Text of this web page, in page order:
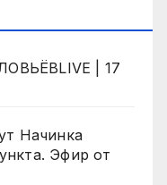
| 17
Начинка
Эфир от